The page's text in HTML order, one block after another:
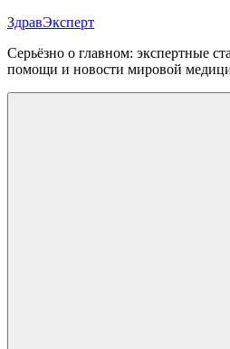
Перейти
содержимому
ЗдравЭксперт
Серьёзно о главном: экспертные
помощи и новости мировой